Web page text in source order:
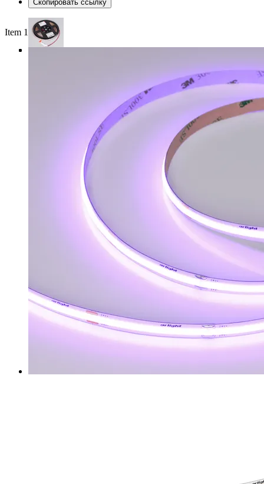
Скопировать ссылку
Item 1 of 3